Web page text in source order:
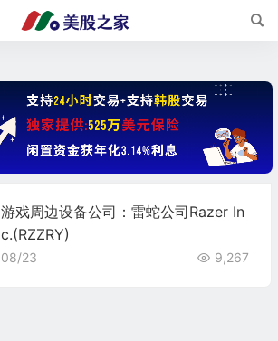
游戏周边设备公司：雷蛇公司Razer In
c.(RZZRY)
08/23 9,267